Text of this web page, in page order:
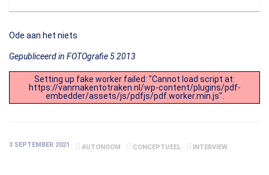
Ode aan het niets
Gepubliceerd in FOTOgrafie 5 2013
Setting up fake worker failed: "Cannot load script at:
https://vanmakentotraken.nl/wp-content/plugins/pdf-
embedder/assets/js/pdfjs/pdf.worker.min.js".
3 SEPTEMBER 2021 AUTONOOM CONCEPTUEEL INTERVIEW